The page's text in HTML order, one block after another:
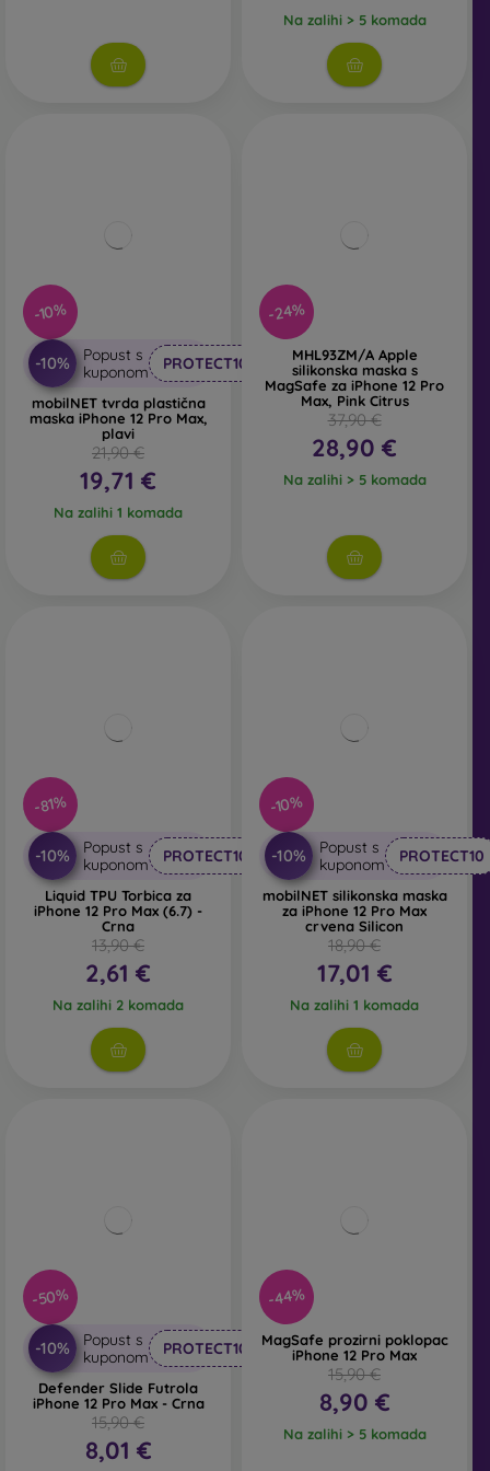
Na zalihi > 5 komada
-10%
-10%
Popust s
kuponom
PROTECT10
mobilNET tvrda plastična
maska iPhone 12 Pro Max,
plavi
21,90 €
19,71 €
Na zalihi 1 komada
-24%
MHL93ZM/A Apple
silikonska maska s
MagSafe za iPhone 12 Pro
Max, Pink Citrus
37,90 €
28,90 €
Na zalihi > 5 komada
-81%
-10%
Popust s
kuponom
PROTECT10
Liquid TPU Torbica za
iPhone 12 Pro Max (6.7) -
Crna
13,90 €
2,61 €
Na zalihi 2 komada
-10%
-10%
Popust s
kuponom
PROTECT10
mobilNET silikonska maska
za iPhone 12 Pro Max
crvena Silicon
18,90 €
17,01 €
Na zalihi 1 komada
-50%
-10%
Popust s
kuponom
PROTECT10
Defender Slide Futrola
iPhone 12 Pro Max - Crna
15,90 €
8,01 €
-44%
MagSafe prozirni poklopac
iPhone 12 Pro Max
15,90 €
8,90 €
Na zalihi > 5 komada